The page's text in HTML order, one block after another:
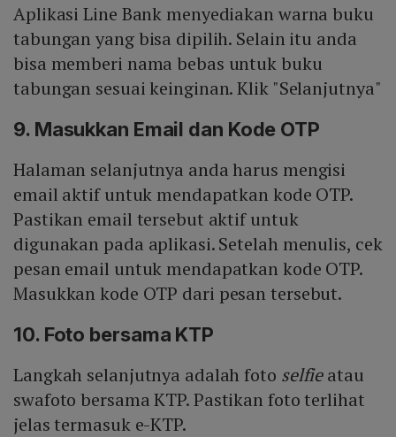
Aplikasi Line Bank menyediakan warna buku
tabungan yang bisa dipilih. Selain itu anda
bisa memberi nama bebas untuk buku
tabungan sesuai keinginan. Klik "Selanjutnya"
9. Masukkan Email dan Kode OTP
Halaman selanjutnya anda harus mengisi
email aktif untuk mendapatkan kode OTP.
Pastikan email tersebut aktif untuk
digunakan pada aplikasi. Setelah menulis, cek
pesan email untuk mendapatkan kode OTP.
Masukkan kode OTP dari pesan tersebut.
10. Foto bersama KTP
Langkah selanjutnya adalah foto selfieatau
swafoto bersama KTP. Pastikan foto terlihat
jelas termasuk e-KTP.